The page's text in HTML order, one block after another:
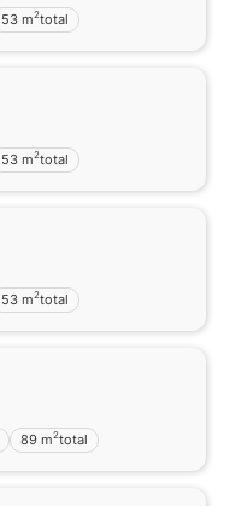
53 m2total
53 m2total
53 m2total
89 m2total